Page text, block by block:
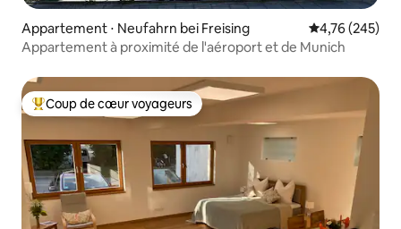
Appartement ⋅ Neufahrn bei Freising Évaluation
4,76 (245)
Appartement à proximité de l'aéroport et de Munich
Coups de cœur voyageurs les plus appréciés
Coup de cœur voyageurs